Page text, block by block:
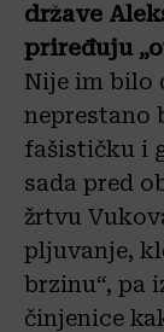
države
priređuju
Nije im bilo
neprestano
fašističku i
sada pred
žrtvu
pljuvanje,
brzinu“, pa
činjenice